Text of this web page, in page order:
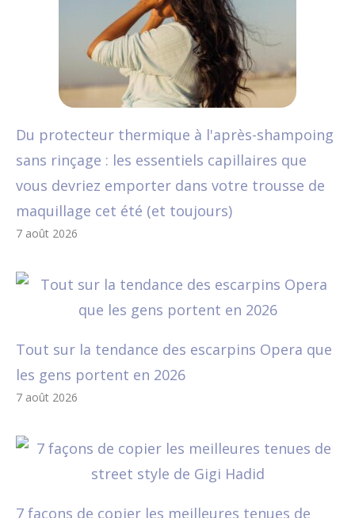
Du protecteur thermique à l'après-shampoing
sans rinçage : les essentiels capillaires que
vous devriez emporter dans votre trousse de
maquillage cet été (et toujours)
7 août 2026
Tout sur la tendance des escarpins Opera que
les gens portent en 2026
7 août 2026
7 façons de copier les meilleures tenues de